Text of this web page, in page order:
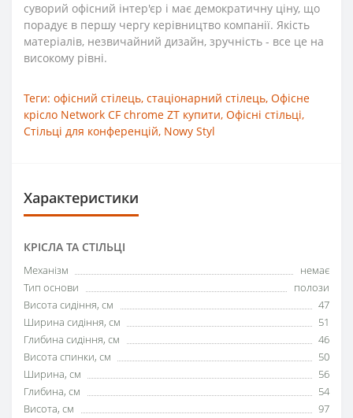
суворий офісний інтер'єр і має демократичну ціну, що
порадує в першу чергу керівництво компанії. Якість
матеріалів, незвичайний дизайн, зручність - все це на
високому рівні.
Теги: офісний стілець, стаціонарний стілець, Офісне
крісло Network CF chrome ZT купити, Офісні стільці,
Стільці для конференцій, Nowy Styl
Характеристики
КРІСЛА ТА СТІЛЬЦІ
Механізм
немає
Тип основи
полози
Висота сидіння, см
47
Ширина сидіння, см
51
Глибина сидіння, см
46
Висота спинки, см
50
Ширина, см
56
Глибина, см
54
Висота, см
97